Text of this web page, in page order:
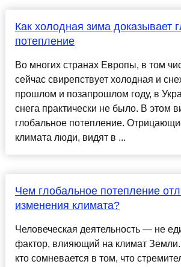
Как холодная зима доказывает
потепление
Во многих странах Европы, в том
сейчас свирепствует холодная и
прошлом и позапрошлом году, в
снега практически не было. В этом
глобальное потепление.
климата люди, видят в ...
Чем глобальное потепление
изменения климата?
Человеческая деятельность — не
фактор, влияющий на климат
кто сомневается в том, что